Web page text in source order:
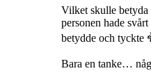
Vilket skulle betyda
personen hade
betydde och tyckte
Bara en tanke…